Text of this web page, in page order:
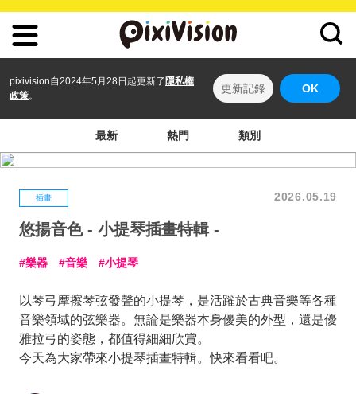
pixivision自2024年5月28日起更新了 隱私權
政策。
更新記錄 OK
最新 熱門 類別
插畫 2026.05.19
悠揚音色 - 小提琴插畫特輯 -
樂器 音樂 小提琴
以琴弓摩擦琴弦發聲的小提琴，是活躍於古典音樂等各種
音樂領域的弦樂器。無論是樂器本身優美的外型，還是優
雅拉弓的姿態，都值得細細欣賞。
今天為大家帶來小提琴插畫特輯。快來看看吧。